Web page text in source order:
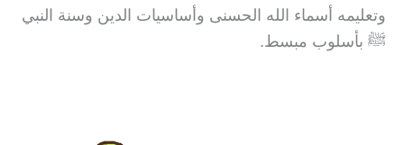
وتعليمه أسماء الله الحسنى وأساسيات الدين وسنة النبي
ﷺ بأسلوب مبسط.